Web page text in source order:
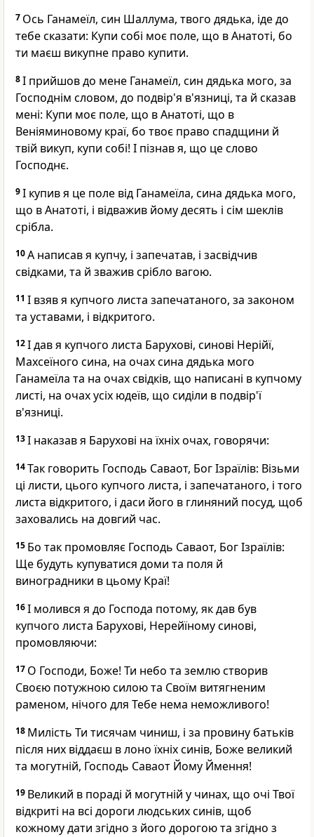
7 Ось Ганамеїл, син Шаллума, твого дядька, іде до
тебе сказати: Купи собі моє поле, що в Анатоті, бо
ти маєш викупне право купити.
8І прийшов до мене Ганамеїл, син дядька мого, за
Господнім словом, до подвір'я в'язниці, та й сказав
мені: Купи моє поле, що в Анатоті, що в
Веніяминовому краї, бо твоє право спадщини й
твій викуп, купи собі! І пізнав я, що це слово
Господнє.
9І купив я це поле від Ганамеїла, сина дядька мого,
що в Анатоті, і відважив йому десять і сім шеклів
срібла.
10А написав я купчу, і запечатав, і засвідчив
свідками, та й зважив срібло вагою.
11 І взяв я купчого листа запечатаного, за законом
та уставами, і відкритого.
12І дав я купчого листа Барухові, синові Нерійї,
Махсеїного сина, на очах сина дядька мого
Ганамеїла та на очах свідків, що написані в купчому
листі, на очах усіх юдеїв, що сиділи в подвір'ї
в'язниці.
13І наказав я Барухові на їхніх очах, говорячи:
14Так говорить Господь Саваот, Бог Ізраїлів: Візьми
ці листи, цього купчого листа, і запечатаного, і того
листа відкритого, і даси його в глиняний посуд, щоб
заховались на довгий час.
15 Бо так промовляє Господь Саваот, Бог Ізраїлів:
Ще будуть купуватися доми та поля й
виноградники в цьому Краї!
16І молився я до Господа потому, як дав був
купчого листа Барухові, Нерейїному синові,
промовляючи:
17 О Господи, Боже! Ти небо та землю створив
Своєю потужною силою та Своїм витягненим
раменом, нічого для Тебе нема неможливого!
18 Милість Ти тисячам чиниш, і за провину батьків
після них віддаєш в лоно їхніх синів, Боже великий
та могутній, Господь Саваот Йому Ймення!
19 Великий в пораді й могутній у чинах, що очі Твої
відкриті на всі дороги людських синів, щоб
кожному дати згідно з його дорогою та згідно з